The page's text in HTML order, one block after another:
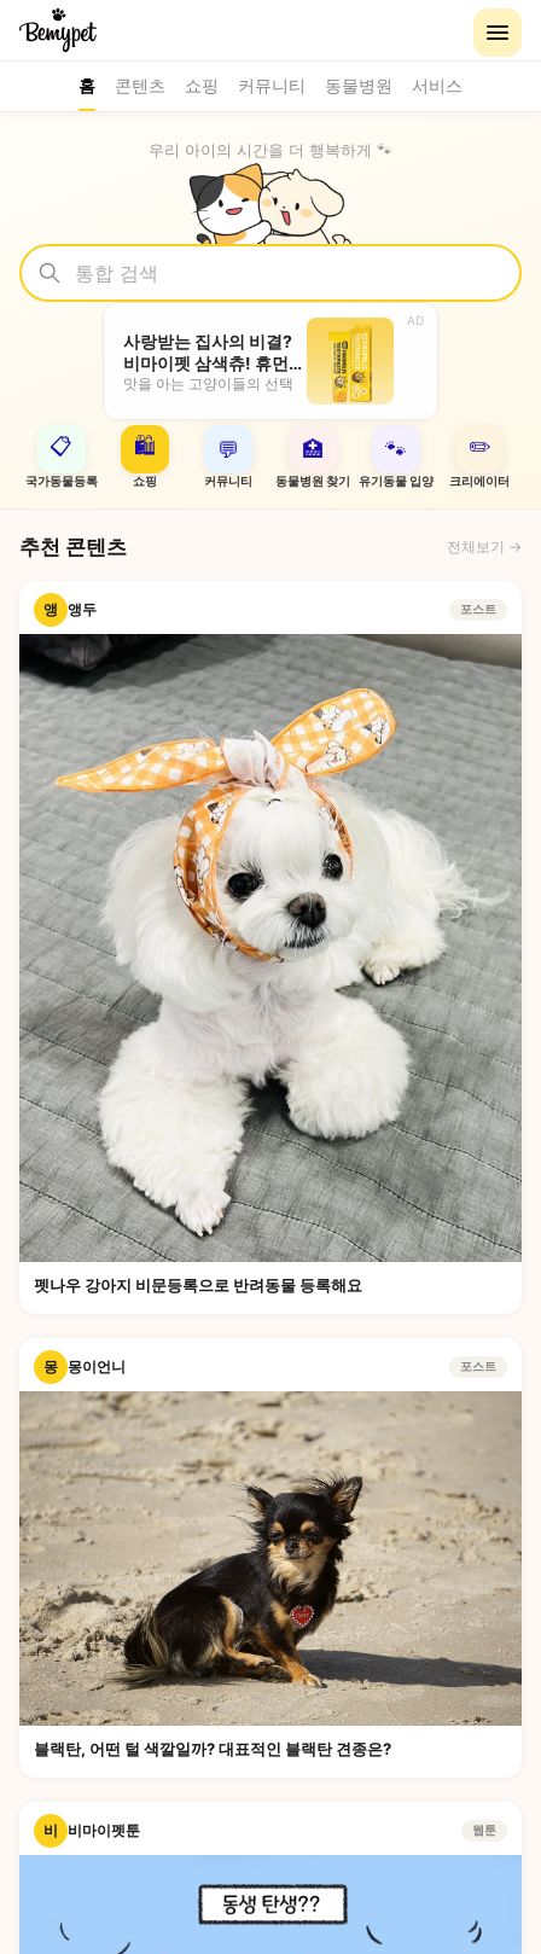
홈 콘텐츠 쇼핑 커뮤니티 동물병원 서비스
우리 아이의 시간을 더 행복하게 🐾
사랑받는 집사의 비결?
비마이펫 삼색츄! 휴먼
그레이드 원료로 국내 공
맛을 아는 고양이들의 선택
AD
📋
국가동물등록
🛍️
쇼핑
💬
커뮤니티
🏥
동물병원 찾기
🐾
유기동물 입양
✏️
크리에이터
추천 콘텐츠 전체보기 →
앵 앵두 포스트
펫나우 강아지 비문등록으로 반려동물 등록해요
몽 몽이언니 포스트
블랙탄, 어떤 털 색깔일까? 대표적인 블랙탄 견종은?
비 비마이펫툰 웹툰